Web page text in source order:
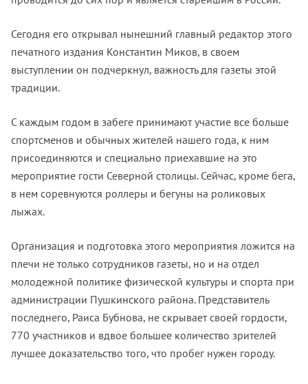
Сегодня его открывал нынешний главный редактор этого
печатного издания Константин Миков, в своем
выступлении он подчеркнул, важность для газеты этой
традиции.
С каждым годом в забеге принимают участие все больше
спортсменов и обычных жителей нашего года, к ним
присоединяются и специально приехавшие на это
мероприятие гости Северной столицы. Сейчас, кроме бега,
в нем соревнуются роллеры и бегуны на роликовых
лыжах.
Организация и подготовка этого мероприятия ложится на
плечи не только сотрудников газеты, но и на отдел
молодежной политике физической культуры и спорта при
администрации Пушкинского района. Представитель
последнего, Раиса Бубнова, не скрывает своей гордости,
770 участников и вдвое большее количество зрителей
лучшее доказательство того, что пробег нужен городу.